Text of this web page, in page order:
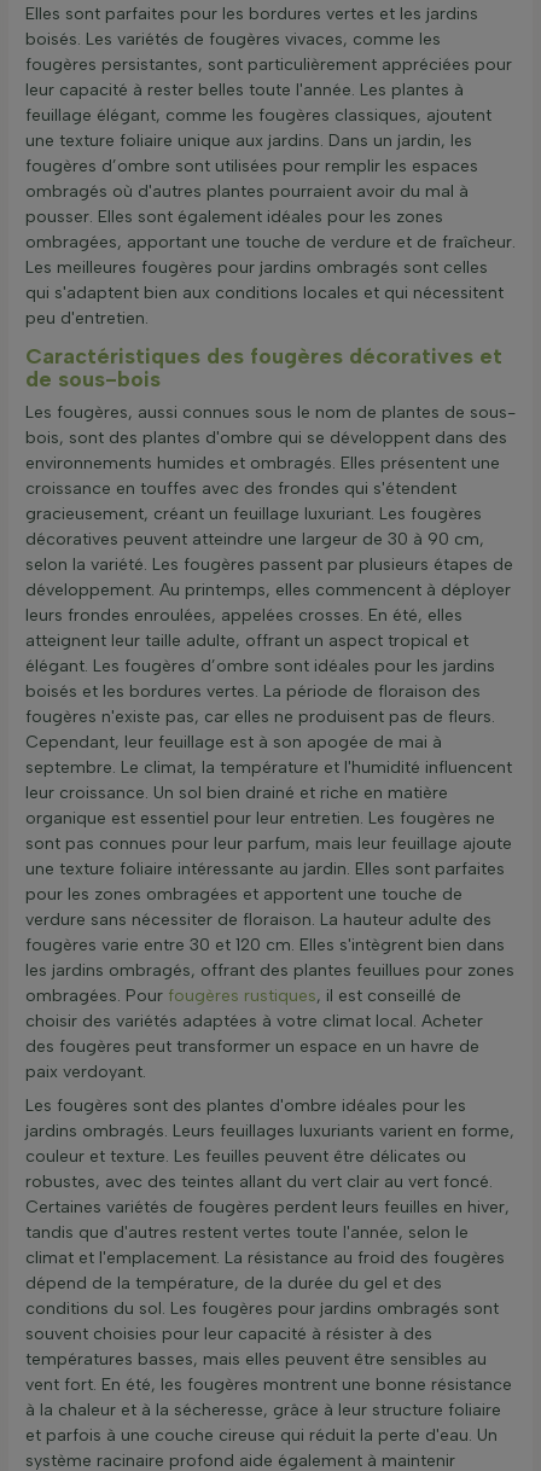
Elles sont parfaites pour les bordures vertes et les jardins
boisés. Les variétés de fougères vivaces, comme les
fougères persistantes, sont particulièrement appréciées pour
leur capacité à rester belles toute l'année. Les plantes à
feuillage élégant, comme les fougères classiques, ajoutent
une texture foliaire unique aux jardins. Dans un jardin, les
fougères d’ombre sont utilisées pour remplir les espaces
ombragés où d'autres plantes pourraient avoir du mal à
pousser. Elles sont également idéales pour les zones
ombragées, apportant une touche de verdure et de fraîcheur.
Les meilleures fougères pour jardins ombragés sont celles
qui s'adaptent bien aux conditions locales et qui nécessitent
peu d'entretien.
Caractéristiques des fougères décoratives et
de sous-bois
Les fougères, aussi connues sous le nom de plantes de sous-
bois, sont des plantes d'ombre qui se développent dans des
environnements humides et ombragés. Elles présentent une
croissance en touffes avec des frondes qui s'étendent
gracieusement, créant un feuillage luxuriant. Les fougères
décoratives peuvent atteindre une largeur de 30 à 90 cm,
selon la variété. Les fougères passent par plusieurs étapes de
développement. Au printemps, elles commencent à déployer
leurs frondes enroulées, appelées crosses. En été, elles
atteignent leur taille adulte, offrant un aspect tropical et
élégant. Les fougères d’ombre sont idéales pour les jardins
boisés et les bordures vertes. La période de floraison des
fougères n'existe pas, car elles ne produisent pas de fleurs.
Cependant, leur feuillage est à son apogée de mai à
septembre. Le climat, la température et l'humidité influencent
leur croissance. Un sol bien drainé et riche en matière
organique est essentiel pour leur entretien. Les fougères ne
sont pas connues pour leur parfum, mais leur feuillage ajoute
une texture foliaire intéressante au jardin. Elles sont parfaites
pour les zones ombragées et apportent une touche de
verdure sans nécessiter de floraison. La hauteur adulte des
fougères varie entre 30 et 120 cm. Elles s'intègrent bien dans
les jardins ombragés, offrant des plantes feuillues pour zones
ombragées. Pour fougères rustiques, il est conseillé de
choisir des variétés adaptées à votre climat local. Acheter
des fougères peut transformer un espace en un havre de
paix verdoyant.
Les fougères sont des plantes d'ombre idéales pour les
jardins ombragés. Leurs feuillages luxuriants varient en forme,
couleur et texture. Les feuilles peuvent être délicates ou
robustes, avec des teintes allant du vert clair au vert foncé.
Certaines variétés de fougères perdent leurs feuilles en hiver,
tandis que d'autres restent vertes toute l'année, selon le
climat et l'emplacement. La résistance au froid des fougères
dépend de la température, de la durée du gel et des
conditions du sol. Les fougères pour jardins ombragés sont
souvent choisies pour leur capacité à résister à des
températures basses, mais elles peuvent être sensibles au
vent fort. En été, les fougères montrent une bonne résistance
à la chaleur et à la sécheresse, grâce à leur structure foliaire
et parfois à une couche cireuse qui réduit la perte d'eau. Un
système racinaire profond aide également à maintenir